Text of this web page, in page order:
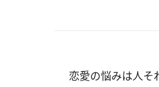
恋愛の悩みは人そ